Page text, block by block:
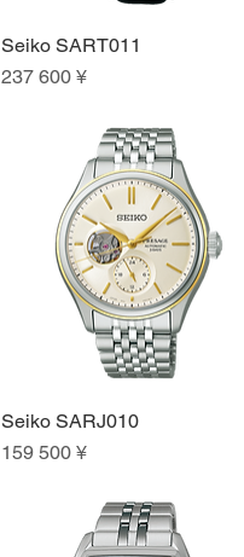
Быстрый просмотр
Seiko SART011
Цена
237 600 ¥
Быстрый просмотр
Seiko SARJ010
Цена
159 500 ¥